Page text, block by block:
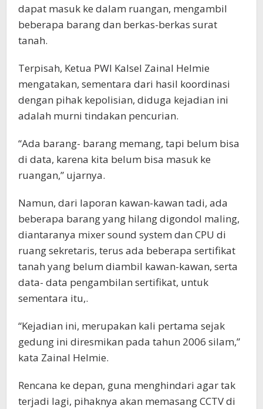
dapat masuk ke dalam ruangan, mengambil
beberapa barang dan berkas-berkas surat
tanah.
Terpisah, Ketua PWI Kalsel Zainal Helmie
mengatakan, sementara dari hasil koordinasi
dengan pihak kepolisian, diduga kejadian ini
adalah murni tindakan pencurian.
“Ada barang- barang memang, tapi belum bisa
di data, karena kita belum bisa masuk ke
ruangan,” ujarnya.
Namun, dari laporan kawan-kawan tadi, ada
beberapa barang yang hilang digondol maling,
diantaranya mixer sound system dan CPU di
ruang sekretaris, terus ada beberapa sertifikat
tanah yang belum diambil kawan-kawan, serta
data- data pengambilan sertifikat, untuk
sementara itu,.
“Kejadian ini, merupakan kali pertama sejak
gedung ini diresmikan pada tahun 2006 silam,”
kata Zainal Helmie.
Rencana ke depan, guna menghindari agar tak
terjadi lagi, pihaknya akan memasang CCTV di